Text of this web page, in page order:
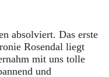
absolviert. Das erste
Rosendal liegt
mit uns tolle
und